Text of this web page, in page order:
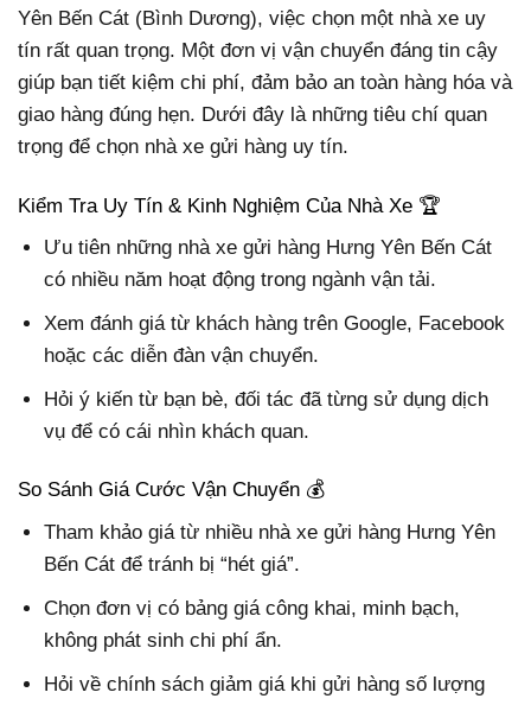
Yên Bến Cát (Bình Dương), việc chọn một nhà xe uy
tín rất quan trọng. Một đơn vị vận chuyển đáng tin cậy
giúp bạn tiết kiệm chi phí, đảm bảo an toàn hàng hóa và
giao hàng đúng hẹn. Dưới đây là những tiêu chí quan
trọng để chọn nhà xe gửi hàng uy tín.
Kiểm Tra Uy Tín & Kinh Nghiệm Của Nhà Xe 🏆
Ưu tiên những nhà xe gửi hàng Hưng Yên Bến Cát
có nhiều năm hoạt động trong ngành vận tải.
Xem đánh giá từ khách hàng trên Google, Facebook
hoặc các diễn đàn vận chuyển.
Hỏi ý kiến từ bạn bè, đối tác đã từng sử dụng dịch
vụ để có cái nhìn khách quan.
So Sánh Giá Cước Vận Chuyển 💰
Tham khảo giá từ nhiều nhà xe gửi hàng Hưng Yên
Bến Cát để tránh bị “hét giá”.
Chọn đơn vị có bảng giá công khai, minh bạch,
không phát sinh chi phí ẩn.
Hỏi về chính sách giảm giá khi gửi hàng số lượng